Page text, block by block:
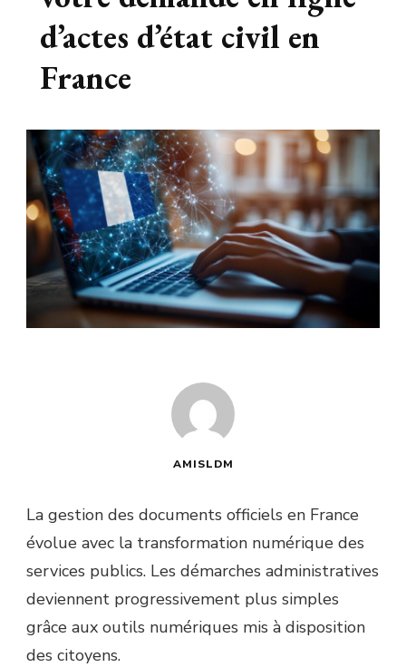
d’actes d’état civil en
France
AMISLDM
La gestion des documents officiels en France
évolue avec la transformation numérique des
services publics. Les démarches administratives
deviennent progressivement plus simples
grâce aux outils numériques mis à disposition
des citoyens.